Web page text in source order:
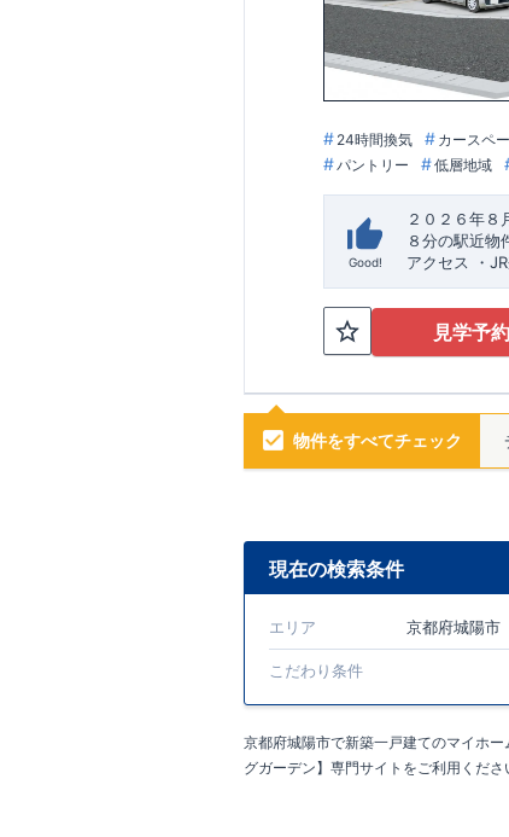
24時間換気 カースペ
パントリー
低層地域
Good!
２０２６年８
８分の駅近物
アクセス
・
園しらとり幼
１０分 〇この
ンクローゼッ
す！​・食品
は、料理後の
ド洗面台！
見学予
物件をすべてチェック
現在の検索条件
エリア 京都府城陽市
こだわり条件
京都府城陽市で新築一戸建てのマイホ
グガーデン】専門サイトをご利用くだ